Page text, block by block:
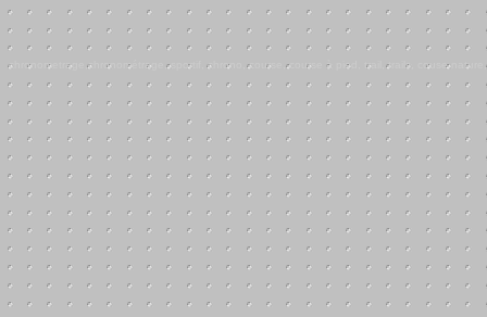
chronometrage,chronométrage, sportif, chrono, course, course à pied, trail, trails, couse